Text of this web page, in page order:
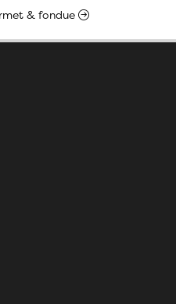
& fondue